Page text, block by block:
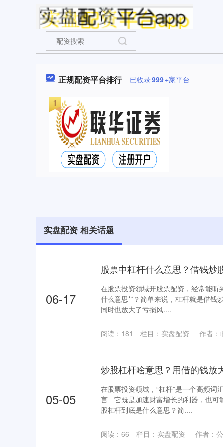
正规配资平台排行 已收录999+家平台
实盘配资 相关话题
06-17
股票中杠杆什么意思？借钱炒
在股票投资领域开股票配资，经常能听
什么意思**？简单来说，杠杆就是借钱
同时也放大了亏损风....
作者：
阅读： 181 栏目： 实盘配资
05-05
炒股杠杆啥意思？用借的钱放
在股票投资领域，“杠杆”是一个高频词
言，它既是加速财富增长的利器，也
股杠杆到底是什么意思？简....
作者：
阅读： 66 栏目： 实盘配资